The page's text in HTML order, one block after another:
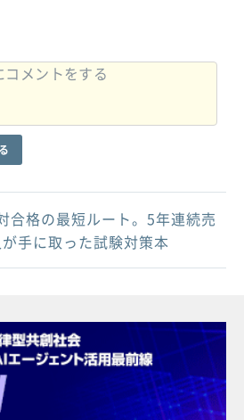
合格の最短ルート。5年連続売
手に取った試験対策本